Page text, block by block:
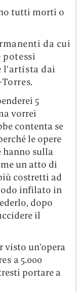
tutti morti o
da cui
potessi
l’artista dai
5
vorrei
contenta se
le opere
hanno sulla
un atto di
costretti ad
infilato in
dopo
il
un’opera
a 5.000
portare a